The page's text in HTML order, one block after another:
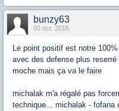
bunzy63
02 oct. 2015
Le point positif est notre
avec des defense plus
moche mais ça va le faire
michalak m'a régalé pas
technique... michalak - fofana